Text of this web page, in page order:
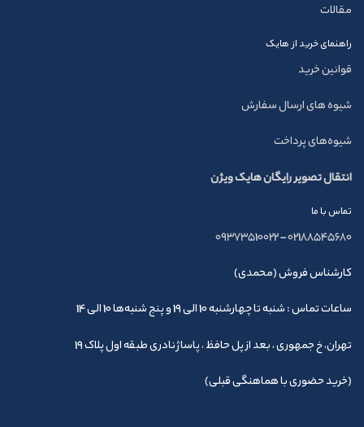
مقالات
راهنمای خرید از هایک
قوانین خرید
شیوه های ارسال سفارش
شیوه‌های پرداخت
انتقال تصویر رایگان هایک ویژن
تماس با ما
02188545680
–
09373510022
کارشناس فروش (محمدی)
ساعات تماس : شنبه تا چهارشنبه 10 الی 19 و پنج شنبه‌ها 10 الی 14
تهران، خ جمهوری ، بعد از پل حافظ ، پاساژ نادری طبقه اول پلاک 19
(خرید حضوری با هماهنگی قبلی)